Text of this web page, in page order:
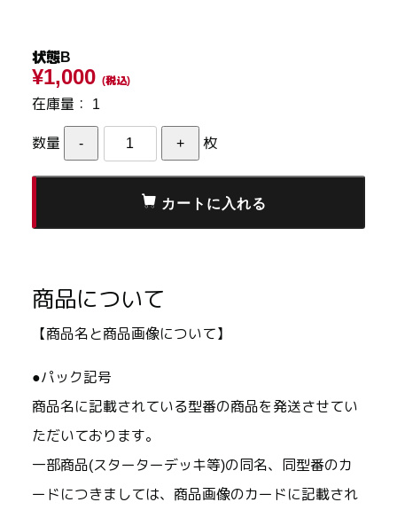
状態B
¥1,000 (税込)
在庫量： 1
数量 枚
商品について
【商品名と商品画像について】
●パック記号
商品名に記載されている型番の商品を発送させてい
ただいております。
一部商品(スターターデッキ等)の同名、同型番のカ
ードにつきましては、商品画像のカードに記載され